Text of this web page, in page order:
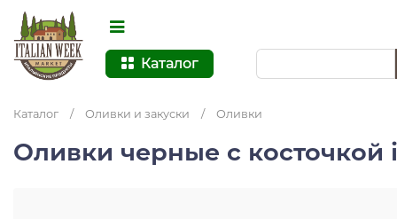
Каталог
Каталог / Оливки и закуски / Оливки
Оливки черные с